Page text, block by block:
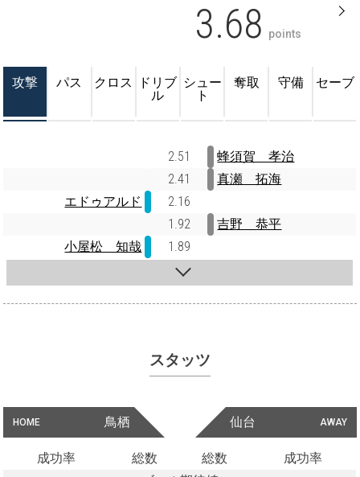
3.68 points
攻撃 パス クロス
ドリブ
ル
シュー
ト
奪取 守備 セーブ
2.51
蜂須賀 孝治
2.41
真瀬 拓海
エドゥアルド
2.16
1.92
吉野 恭平
小屋松 知哉
1.89
スタッツ
HOME 鳥栖 AWAY
仙台
成功率 総数 総数
成功率